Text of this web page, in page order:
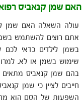
האם שמן קנאביס
עולה השאלה האם שמן
אתם רוצים להשתמש
בשמן לילדים כדאי
שימוש בשמן או לא.
בהם שמן קנאביס מתאים
חייבים לציין כי שמן
השפעות של הסם הוא